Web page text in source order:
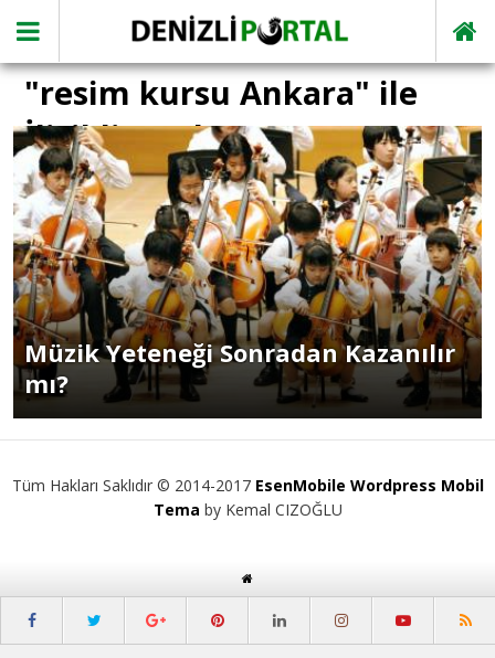
"resim kursu Ankara" ile
İlişikli yazılar
Müzik Yeteneği Sonradan Kazanılır
mı?
Tüm Hakları Saklıdır © 2014-2017 EsenMobile Wordpress Mobil
Tema by Kemal CIZOĞLU